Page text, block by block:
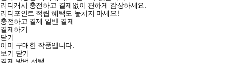
리디캐시 충전하고 결제없이 편하게 감상하세요.
리디포인트 적립 혜택도 놓치지 마세요!
충전하고 결제 일반 결제
결제하기
닫기
이미 구매한 작품입니다.
보기 닫기
결제 방법 선택